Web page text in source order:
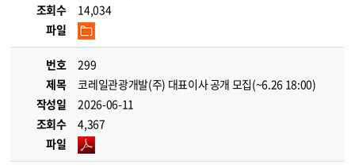
조회수
14,034
파일
번호
299
제목
코레일관광개발(주) 대표이사 공개 모집(~6.26 18:00)
작성일
2026-06-11
조회수
4,367
파일